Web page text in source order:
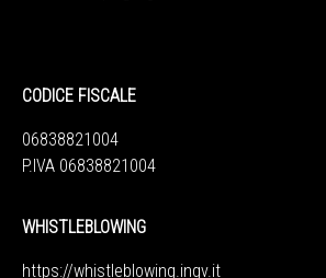
CODICE FISCALE
06838821004
P.IVA 06838821004
WHISTLEBLOWING
https://whistleblowing.ingv.it